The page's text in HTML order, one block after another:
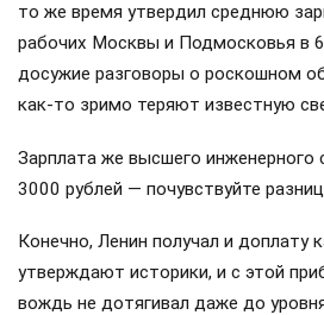
то же время утвердил среднюю
рабочих Москвы и Подмосковья в
досужие разговоры о роскошном
как-то зримо теряют известную
Зарплата же высшего инженерного
3000 рублей — почувствуйте
Конечно, Ленин получал и доплату
утверждают историки, и с этой
вождь не дотягивал даже до